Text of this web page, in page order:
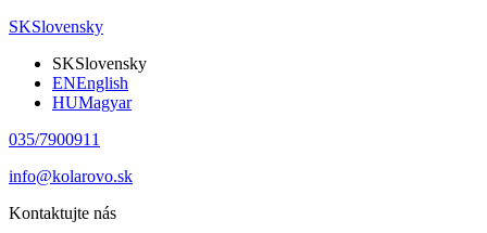
SKSlovensky
SKSlovensky
ENEnglish
HUMagyar
035/7900911
info@kolarovo.sk
Kontaktujte nás